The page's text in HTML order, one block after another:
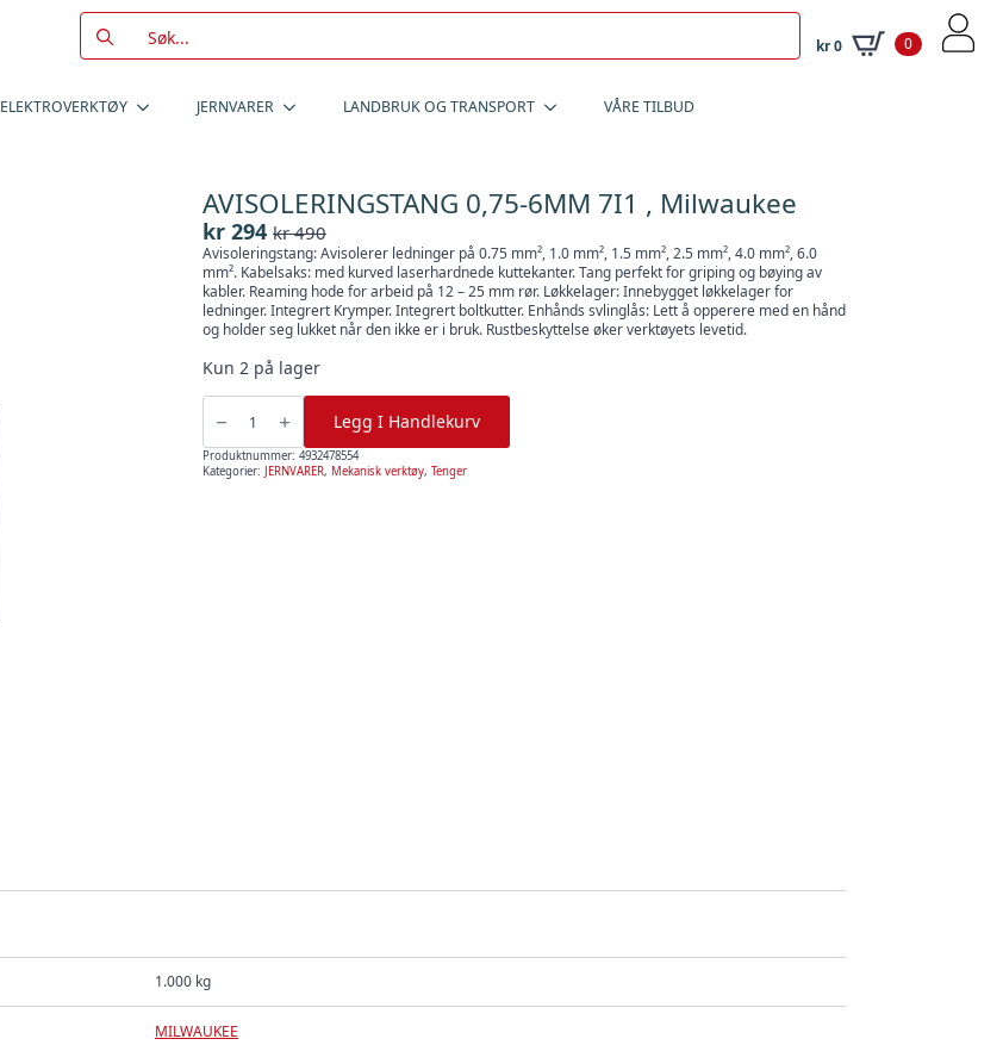
Search
for:
kr0 0
ELEKTROVERKTØY JERNVARER LANDBRUK OG TRANSPORT VÅRE TILBUD
AVISOLERINGSTANG 0,75-6MM 7I1 , Milwaukee
kr490
Opprinnelig
pris
var:
kr 490.
kr 294
Nåværende
pris
er:
kr 294.
Avisoleringstang: Avisolerer ledninger på 0.75 mm², 1.0 mm², 1.5 mm², 2.5 mm², 4.0 mm², 6.0
mm². Kabelsaks: med kurved laserhardnede kuttekanter. Tang perfekt for griping og bøying av
kabler. Reaming hode for arbeid på 12 – 25 mm rør. Løkkelager: Innebygget løkkelager for
ledninger. Integrert Krymper. Integrert boltkutter. Enhånds svlinglås: Lett å opperere med en hånd
og holder seg lukket når den ikke er i bruk. Rustbeskyttelse øker verktøyets levetid.
Kun 2 på lager
AVISOLERINGSTANG
6MM
7I1
,
Milwaukee
Legg I Handlekurv
Produktnummer: 4932478554
Kategorier: JERNVARER, Mekanisk verktøy, Tenger
1.000 kg
MILWAUKEE